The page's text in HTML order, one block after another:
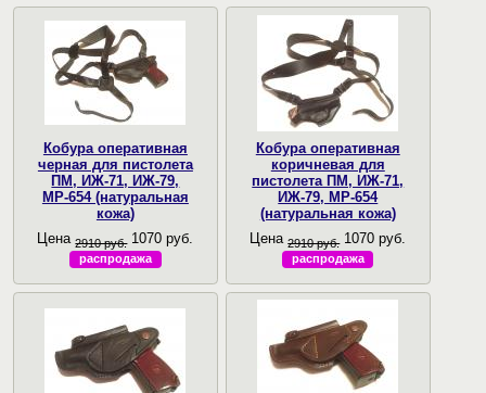
Кобура оперативная
черная для пистолета
ПМ, ИЖ-71, ИЖ-79,
МР-654 (натуральная
кожа)
Цена2910 руб. 1070 руб.
распродажа
Кобура оперативная
коричневая для
пистолета ПМ, ИЖ-71,
ИЖ-79, МР-654
(натуральная кожа)
Цена2910 руб. 1070 руб.
распродажа